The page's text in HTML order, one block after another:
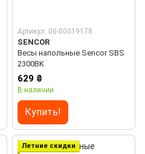
Артикул: 00-00019178
SENCOR
Весы напольные Sencor SBS
2300BK
629 ₴
В наличии
Купить!
Летние скидки